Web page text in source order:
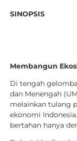
SINOPSIS
Membangun
Di tengah
dan Menengah
melainkan tulang
ekonomi
bertahan hanya